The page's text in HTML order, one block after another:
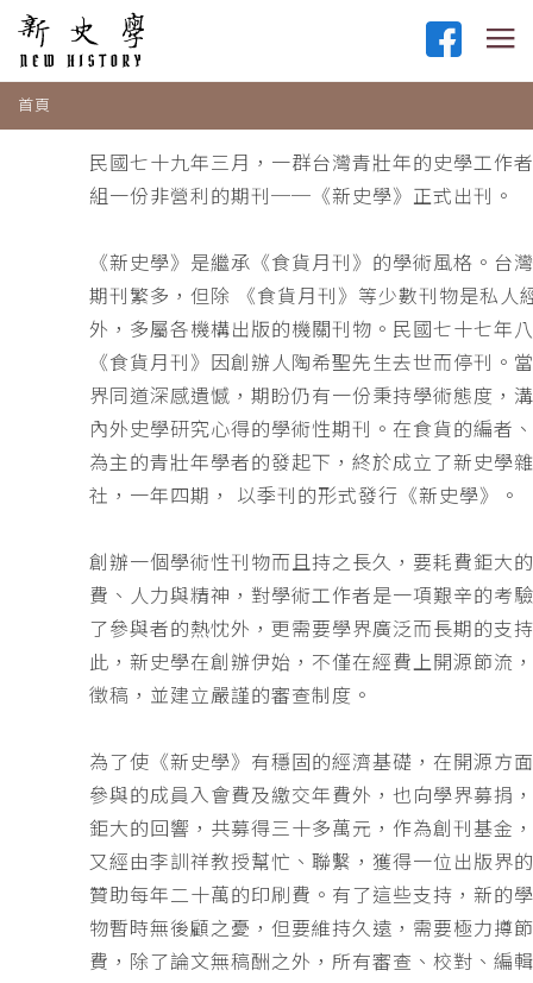
首頁
民國七十九年三月，一群台灣青壯年的史學工作
組一份非營利的期刊──《新史學》正式出刊。
《新史學》是繼承《食貨月刊》的學術風格。台
期刊繁多，但除 《食貨月刊》等少數刊物是私人
外，多屬各機構出版的機關刊物。民國七十七年
《食貨月刊》因創辦人陶希聖先生去世而停刊。
界同道深感遺憾，期盼仍有一份秉持學術態度，
內外史學研究心得的學術性期刊。在食貨的編者
為主的青壯年學者的發起下，終於成立了新史學
社，一年四期， 以季刊的形式發行《新史學》。
創辦一個學術性刊物而且持之長久，要耗費鉅大
費、人力與精神，對學術工作者是一項艱辛的考
了參與者的熱忱外，更需要學界廣泛而長期的支
此，新史學在創辦伊始，不僅在經費上開源節流
徵稿，並建立嚴謹的審查制度。
為了使《新史學》有穩固的經濟基礎，在開源方
參與的成員入會費及繳交年費外，也向學界募捐
鉅大的回響，共募得三十多萬元，作為創刊基金
又經由李訓祥教授幫忙、聯繫，獲得一位出版界
贊助每年二十萬的印刷費。有了這些支持，新的
物暫時無後顧之憂，但要維持久遠，需要極力撙
費，除了論文無稿酬之外，所有審查、校對、編